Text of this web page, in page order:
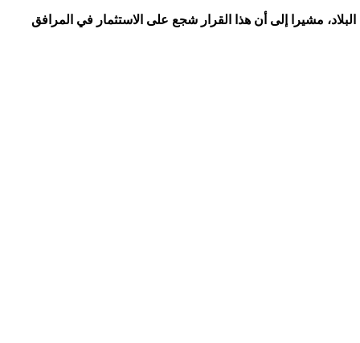
مشيرا إلى أن هذا القرار شجع على الاستثمار في المرافق